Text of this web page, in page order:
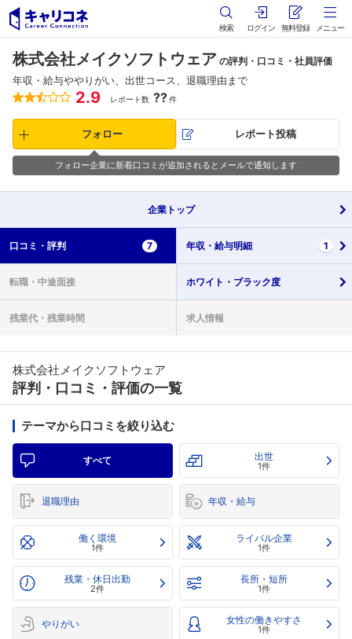
検索 ログイン 無料登録 メニュー
株式会社メイクソフトウェア の評判・口コミ・社員評価
年収・給与ややりがい、出世コース、退職理由まで
2.9 レポート数 ??件
フォロー レポート投稿
フォロー企業に新着口コミが追加されるとメールで通知します
企業 トップ
口コミ・ 評判 7 年収・ 給与明細 1
転職・ 中途面接 ホワイト・ ブラック度
残業代・ 残業時間 求人情報
株式会社メイクソフトウェア
評判・口コミ・評価の一覧
テーマから口コミを絞り込む
すべて 出世
1件
退職理由 年収・給与
働く環境
1件
ライバル企業
1件
残業・休日出勤
2件
長所・短所
1件
やりがい 女性の働きやすさ
1件